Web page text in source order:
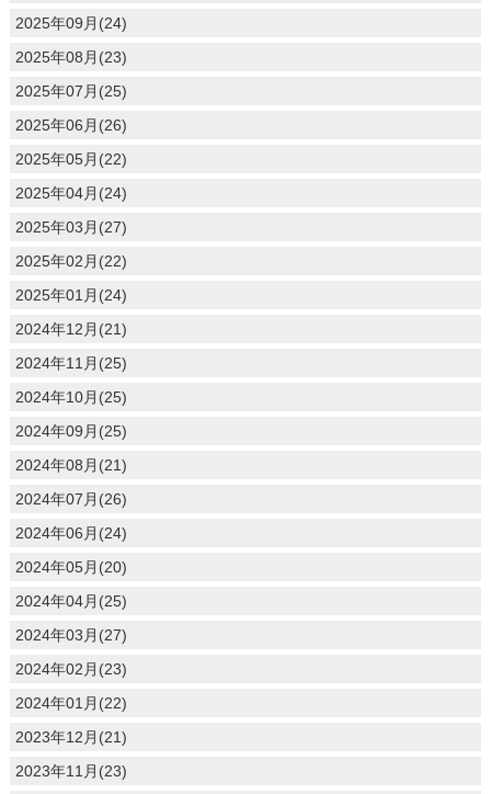
2025年09月(24)
2025年08月(23)
2025年07月(25)
2025年06月(26)
2025年05月(22)
2025年04月(24)
2025年03月(27)
2025年02月(22)
2025年01月(24)
2024年12月(21)
2024年11月(25)
2024年10月(25)
2024年09月(25)
2024年08月(21)
2024年07月(26)
2024年06月(24)
2024年05月(20)
2024年04月(25)
2024年03月(27)
2024年02月(23)
2024年01月(22)
2023年12月(21)
2023年11月(23)